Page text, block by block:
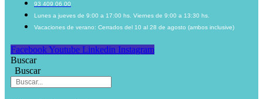
93 409 06 00
Lunes a jueves de 9:00 a 17:00 hs. Viernes de 9:00 a 13:30 hs.
Vacaciones de verano: Cerrados del 10 al 28 de agosto (ambos inclusive)
Facebook Youtube Linkedin Instagram
Buscar
Buscar